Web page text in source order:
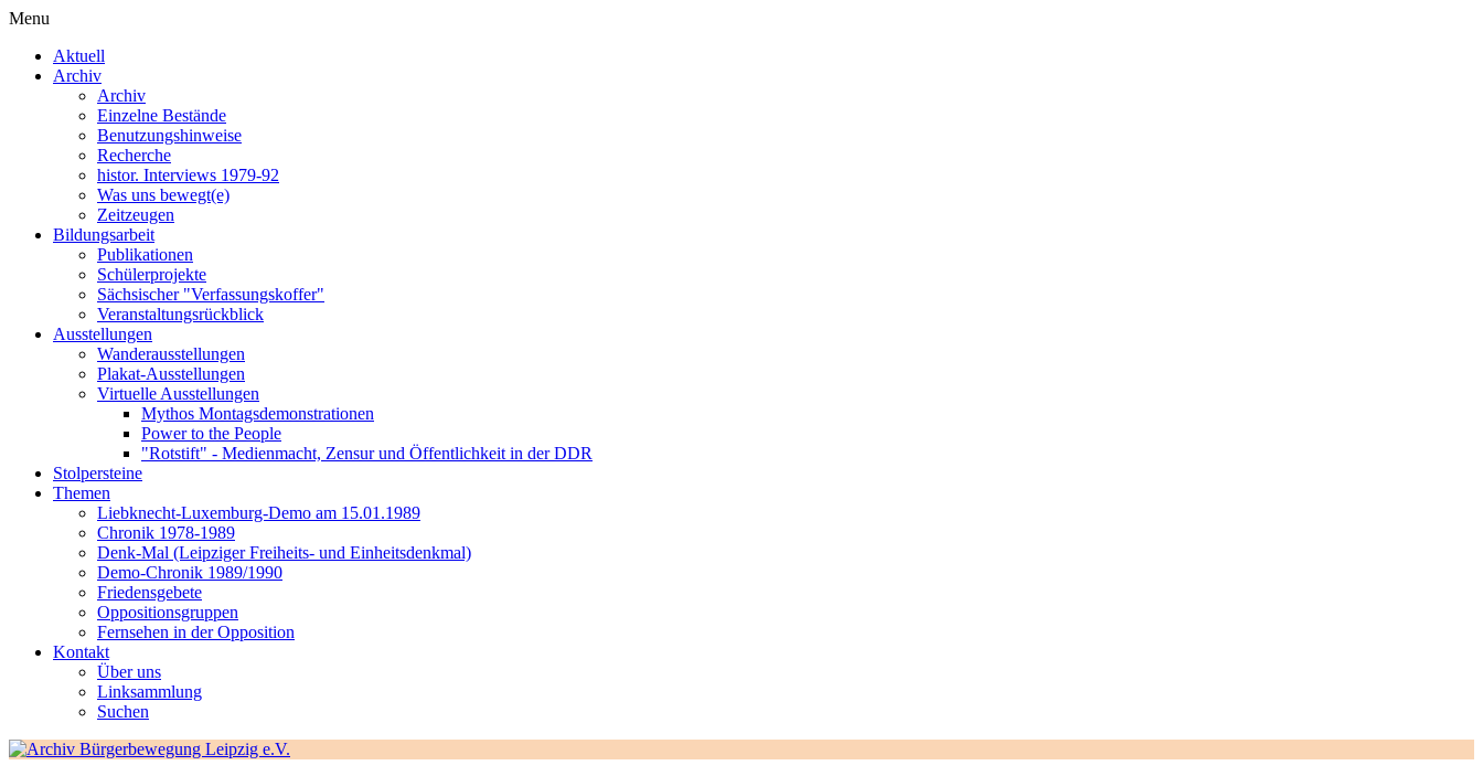
Menu
Aktuell
Archiv
Archiv
Einzelne Bestände
Benutzungshinweise
Recherche
histor. Interviews 1979-92
Was uns bewegt(e)
Zeitzeugen
Bildungsarbeit
Publikationen
Schülerprojekte
Sächsischer "Verfassungskoffer"
Veranstaltungsrückblick
Ausstellungen
Wanderausstellungen
Plakat-Ausstellungen
Virtuelle Ausstellungen
Mythos Montagsdemonstrationen
Power to the People
"Rotstift" - Medienmacht, Zensur und Öffentlichkeit in der DDR
Stolpersteine
Themen
Liebknecht-Luxemburg-Demo am 15.01.1989
Chronik 1978-1989
Denk-Mal (Leipziger Freiheits- und Einheitsdenkmal)
Demo-Chronik 1989/1990
Friedensgebete
Oppositionsgruppen
Fernsehen in der Opposition
Kontakt
Über uns
Linksammlung
Suchen